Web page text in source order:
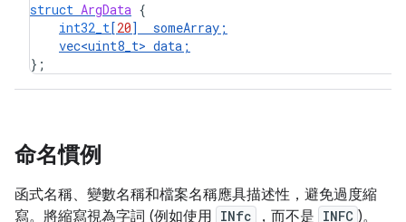
struct ArgData {
int32_t[20] someArray ;
vec<uint8_t> data ;
};
命名慣例
函式名稱、變數名稱和檔案名稱應具描述性，避免過度縮
寫。將縮寫視為字詞 (例如使用 INfc ，而不是 INFC )。